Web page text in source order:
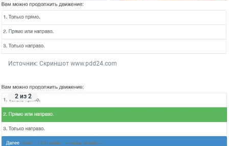
Источник: Скриншот www.pdd24.com
2 из 2